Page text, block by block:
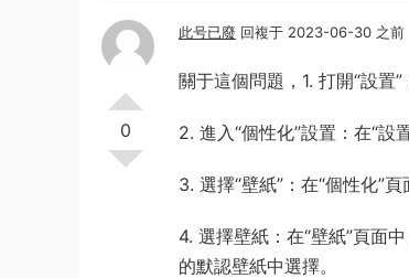
0
此号已廢 回複于 2023-06-30 之前
關于這個問題，1. 打開“設置
2. 進入“個性化”設置：在“設
3. 選擇“壁紙”：在“個性化”頁
4. 選擇壁紙：在“壁紙”頁面
的默認壁紙中選擇。